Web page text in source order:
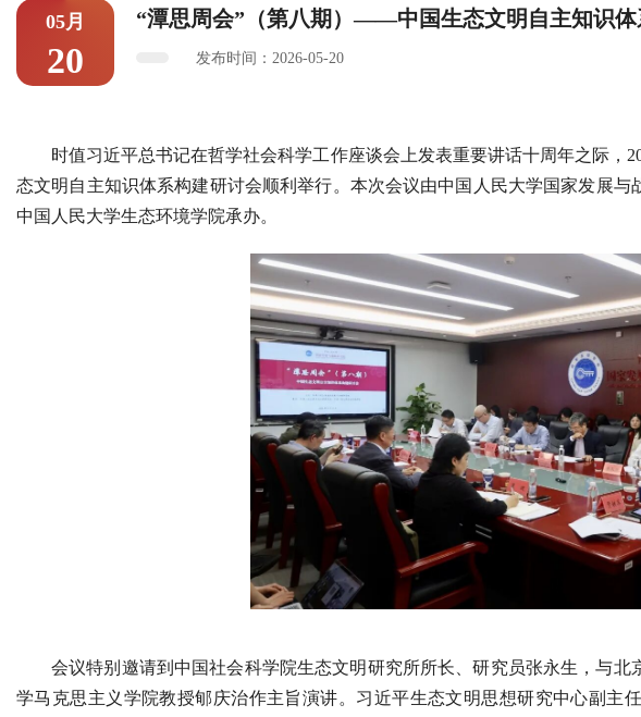
05月
20
“潭思周会”（第八期）——中国生态文明自主知识体
发布时间：2026-05-20
时值习近平总书记在哲学社会科学工作座谈会上发表重要讲话十周年之际
态文明自主知识体系构建研讨会顺利举行。本次会议由中国人民大学国家发展与
中国人民大学生态环境学院承办。
会议特别邀请到中国社会科学院生态文明研究所所长、研究员张永生，与
学马克思主义学院教授郇庆治作主旨演讲。习近平生态文明思想研究中心副主